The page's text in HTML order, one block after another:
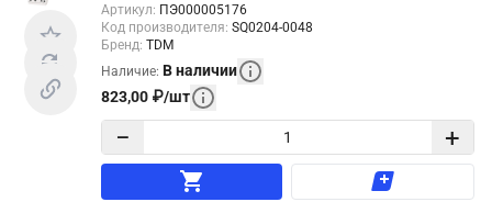
Артикул: ПЭ000005176
Код производителя: SQ0204-0048
Бренд: TDM
Наличие: В наличии
823,00 ₽/шт
− +